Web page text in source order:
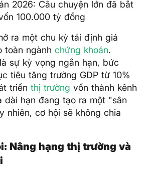
2026: Câu chuyện lớn đã bắt
100.000 tỷ đồng
ra một chu kỳ tái định giá
toàn ngành chứng khoán.
sự kỳ vọng ngắn hạn, bức
tiêu tăng trưởng GDP từ 10%
triển thị trường vốn thành kênh
dài hạn đang tạo ra một "sân
nhiên, cơ hội sẽ không chia
Nâng hạng thị trường và